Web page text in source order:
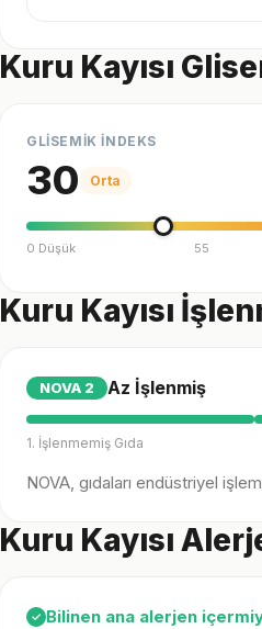
Kuru Kayısı
GLİSEMİK İNDEKS
30 Orta
0 Düşük 55
Kuru Kayısı
NOVA 2 Az İşlenmiş
1. İşlenmemiş Gıda
NOVA, gıdaları endüstriyel
Kuru Kayısı
✓ Bilinen ana alerjen